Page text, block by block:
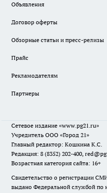
Объявления
Договор оферты
Обзорные статьи и пресс-релизы
Прайс
Рекламодателям
Партнеры
Сетевое издание «www.pg21.ru»
Учредитель ООО «Город 21»
Главный редактор: Кошкина К.С.
Редакция: 8 (8352) 202-400,
Возрастная категория сайта: 16+
Свидетельство о регистрации
выдано Федеральной службой по